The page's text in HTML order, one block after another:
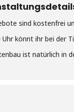
sind kostenfrei
Uhr könnt ihr bei der
ist natürlich in